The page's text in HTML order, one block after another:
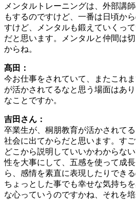
メンタルトレーニングは、外部講
もするのですけど、一番は日頃か
すけど、メンタルも鍛えていくっ
だと思います。メンタルと仲間は
からね。
髙田：
今お仕事をされていて、またこれ
が活かされてるなと思う場面はあ
なことですか。
吉田さん：
卒業生が、桐朋教育が活かされて
社会に出てからだと思います。す
どこから説明していいかわからな
性を大事にして、五感を使って成
ら、感情を素直に表現したりでき
ちょっとした事でも幸せな気持ち
な心っていうのですかね、それを